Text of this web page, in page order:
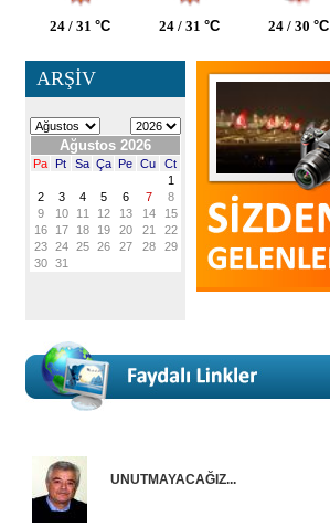
24 / 31 °C 24 / 31 °C 24 / 30 °C
ARŞİV
UNUTMAYACAĞIZ...